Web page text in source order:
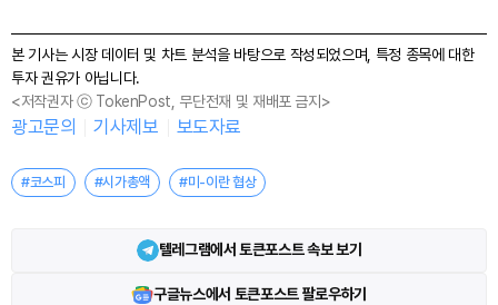
본 기사는 시장 데이터 및 차트 분석을 바탕으로 작성되었으며, 특정 종목에 대한
투자 권유가 아닙니다.
<저작권자 ⓒ TokenPost, 무단전재 및 재배포 금지>
광고문의 기사제보 보도자료
#코스피 #시가총액 #미-이란 협상
텔레그램에서 토큰포스트 속보 보기
구글뉴스에서 토큰포스트 팔로우하기